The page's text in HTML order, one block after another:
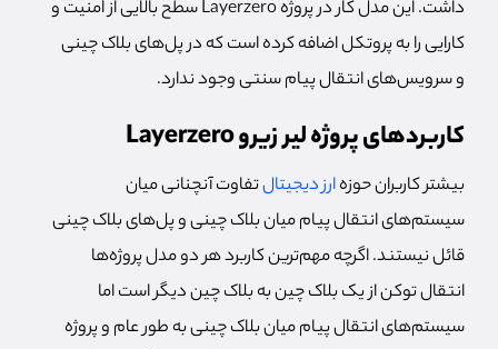
داشت. این مدل کار در پروژه Layerzero سطح بالایی از امنیت و
کارایی را به پروتکل اضافه کرده است که در پل‌های بلاک چینی
و سرویس‌های انتقال پیام سنتی وجود ندارد.
کاربردهای پروژه لیر زیرو Layerzero
بیشتر کاربران حوزهارز دیجیتالتفاوت آنچنانی میان
سیستم‌های انتقال پیام میان بلاک چینی و پل‌های بلاک چینی
قائل نیستند. اگرچه مهم‌ترین کاربرد هر دو مدل پروژه‌ها
انتقال توکن از یک بلاک چین به بلاک چین دیگر است اما
سیستم‌های انتقال پیام میان بلاک چینی به طور عام و پروژه